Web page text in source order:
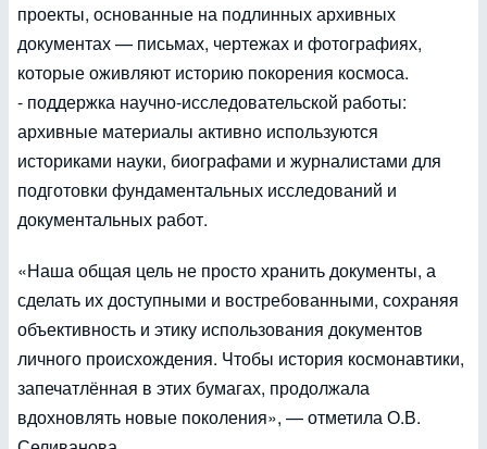
проекты, основанные на подлинных архивных
документах — письмах, чертежах и фотографиях,
которые оживляют историю покорения космоса.
- поддержка научно-исследовательской работы:
архивные материалы активно используются
историками науки, биографами и журналистами для
подготовки фундаментальных исследований и
документальных работ.
«Наша общая цель не просто хранить документы, а
сделать их доступными и востребованными, сохраняя
объективность и этику использования документов
личного происхождения. Чтобы история космонавтики,
запечатлённая в этих бумагах, продолжала
вдохновлять новые поколения», — отметила О.В.